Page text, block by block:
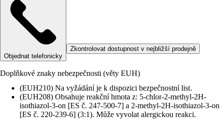
Objednat telefonicky
Zkontrolovat dostupnost v nejbližší prodejně
Doplňkové znaky nebezpečnosti (věty EUH)
(EUH210) Na vyžádání je k dispozici bezpečnostní list.
(EUH208) Obsahuje reakční hmota z: 5-chlor-2-methyl-2H-
isothiazol-3-on [ES č. 247-500-7] a 2-methyl-2H-isothiazol-3-on
[ES č. 220-239-6] (3:1). Může vyvolat alergickou reakci.